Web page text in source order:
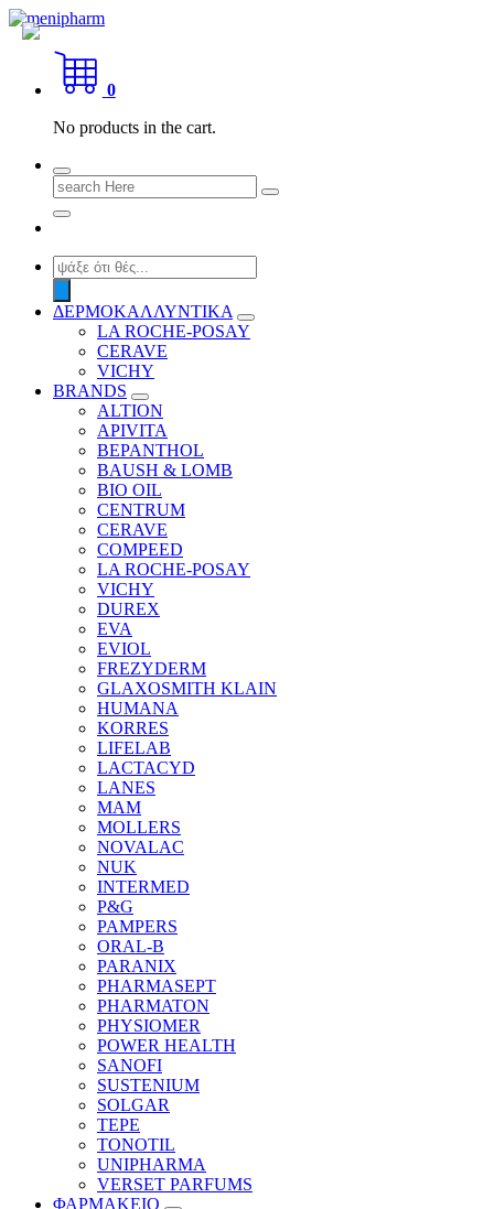
Skip
content
shop 2 easily
0
No products in the cart.
Search
for:
Products
search
ΔΕΡΜΟΚΑΛΛΥΝΤΙΚΑ
LA ROCHE-POSAY
CERAVE
VICHY
BRANDS
ALTION
APIVITA
BEPANTHOL
BAUSH & LOMB
BIO OIL
CENTRUM
CERAVE
COMPEED
LA ROCHE-POSAY
VICHY
DUREX
EVA
EVIOL
FREZYDERM
GLAXOSMITH KLAIN
HUMANA
KORRES
LIFELAB
LACTACYD
LANES
MAM
MOLLERS
NOVALAC
NUK
INTERMED
P&G
PAMPERS
ORAL-B
PARANIX
PHARMASEPT
PHARMATON
PHYSIOMER
POWER HEALTH
SANOFI
SUSTENIUM
SOLGAR
TEPE
TONOTIL
UNIPHARMA
VERSET PARFUMS
ΦΑΡΜΑΚΕΙΟ